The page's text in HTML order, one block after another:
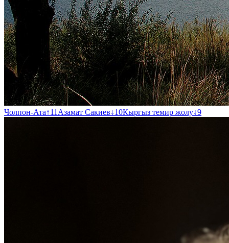
Чолпон-Ата↑11 Азамат Сакиев↓10Кыргыз темир жолу↓9